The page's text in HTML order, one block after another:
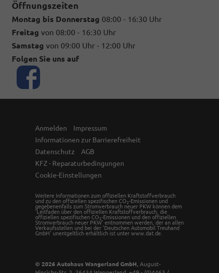
Öffnungszeiten
Montag bis Donnerstag 08:00 - 16:30 Uhr
Freitag von 08:00 - 16:30 Uhr
Samstag von 09:00 Uhr - 12:00 Uhr
Folgen Sie uns auf
Anmelden
Impressum
Informationen zur Barrierefreiheit
Datenschutz
AGB
KFZ - Reparaturbedingungen
Cookie-Einstellungen
Weitere Informationen zum offiziellen Kraftstoffverbrauch
und zu den offiziellen spezifischen CO 2-Emissionen und
gegebenenfalls zum Stromverbrauch neuer PKW können dem
'Leitfaden über den offiziellen Kraftstoffverbrauch, die
offiziellen spezifischen CO 2-Emissionen und den offiziellen
Stromverbrauch neuer PKW' entnommen werden, der an allen
Verkaufsstellen und bei der 'Deutschen Automobil Treuhand
GmbH' unentgeltlich erhältlich ist unter www.dat.de.
© 2026 Autohaus Wangerland GmbH, August-